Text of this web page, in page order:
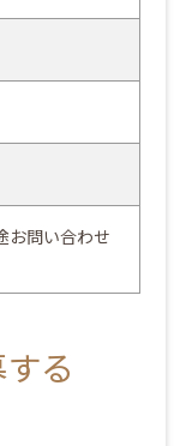
お問い合わせ
る